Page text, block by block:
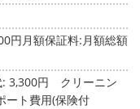
円月額保証料:月額総額
3,300円
クリーニン
ート費用(保険付